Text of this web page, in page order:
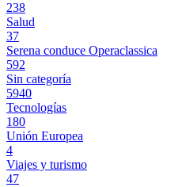
238
Salud
37
Serena conduce Operaclassica
592
Sin categoría
5940
Tecnologías
180
Unión Europea
4
Viajes y turismo
47